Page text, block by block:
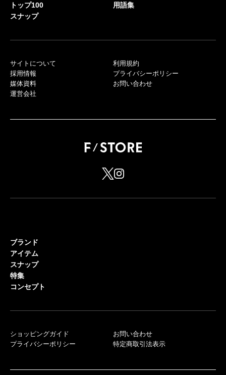
トップ100
スナップ
用語集
サイトについて
採用情報
媒体資料
運営会社
利用規約
プライバシーポリシー
お問い合わせ
ブランド
アイテム
スナップ
特集
コンセプト
ショッピングガイド
プライバシーポリシー
お問い合わせ
特定商取引法表示